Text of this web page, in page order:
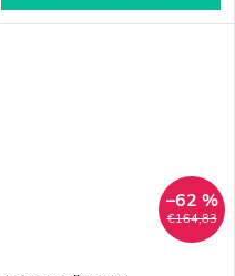
€164,83
–62 %